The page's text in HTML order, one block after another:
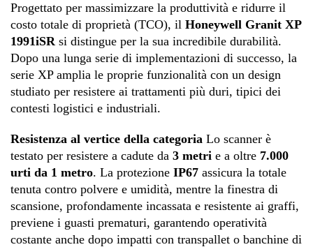
Progettato per massimizzare la produttività e ridurre il
costo totale di proprietà (TCO), il Honeywell Granit XP
1991iSRsi distingue per la sua incredibile durabilità.
Dopo una lunga serie di implementazioni di successo, la
serie XP amplia le proprie funzionalità con un design
studiato per resistere ai trattamenti più duri, tipici dei
contesti logistici e industriali.
Resistenza al vertice della categoria Lo scanner è
testato per resistere a cadute da 3 metri e a oltre 7.000
urti da 1 metro. La protezione IP67 assicura la totale
tenuta contro polvere e umidità, mentre la finestra di
scansione, profondamente incassata e resistente ai graffi,
previene i guasti prematuri, garantendo operatività
costante anche dopo impatti con transpallet o banchine di